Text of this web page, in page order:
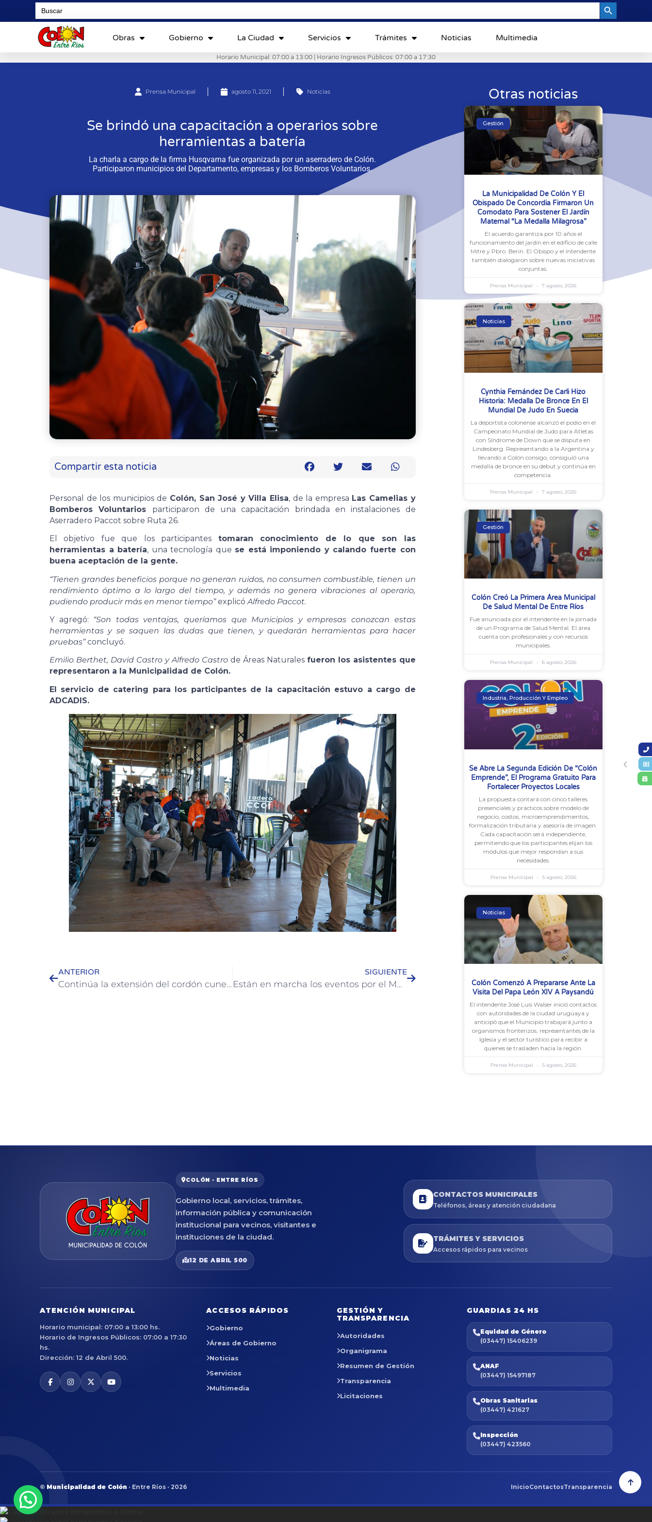
Search
for:
Obras Gobierno La Ciudad Servicios Trámites Noticias Multimedia
Horario Municipal: 07:00 a 13:00 | Horario Ingresos Públicos: 07:00 a 17:30
Prensa Municipal agosto 11, 2021 Noticias
Se brindó una capacitación a operarios sobre
herramientas a batería
La charla a cargo de la firma Husqvarna fue organizada por un aserradero de Colón.
Participaron municipios del Departamento, empresas y los Bomberos Voluntarios.
Compartir esta noticia
Personal de los municipios de Colón, San José y Villa Elisa, de la empresa Las Camelias y
Bomberos Voluntarios participaron de una capacitación brindada en instalaciones de
Aserradero Paccot sobre Ruta 26.
El objetivo fue que los participantes tomaran conocimiento de lo que son las
herramientas a batería, una tecnología que se está imponiendo y calando fuerte con
buena aceptación de la gente.
“Tienen grandes beneficios porque no generan ruidos, no consumen combustible, tienen un
rendimiento óptimo a lo largo del tiempo, y además no genera vibraciones al operario,
pudiendo producir más en menor tiempo”explicó Alfredo Paccot.
Y agregó: “Son todas ventajas, queríamos que Municipios y empresas conozcan estas
herramientas y se saquen las dudas que tienen, y quedarán herramientas para hacer
pruebas”concluyó.
Emilio Berthet, David Castro y Alfredo Castrode Áreas Naturales fueron los asistentes que
representaron a la Municipalidad de Colón.
El servicio de catering para los participantes de la capacitación estuvo a cargo de
ADCADIS.
ANTERIOR
Continúa la extensión del cordón cuneta en dos puntos de la Ciudad
SIGUIENTE
Están en marcha los eventos por el Mes de las Infancias
Otras noticias
Gestión
La Municipalidad De Colón Y El
Obispado De Concordia Firmaron Un
Comodato Para Sostener El Jardín
Maternal “La Medalla Milagrosa”
El acuerdo garantiza por 10 años el
funcionamiento del jardín en el edificio de calle
Mitre y Pbro. Berin. El Obispo y el Intendente
también dialogaron sobre nuevas iniciativas
conjuntas.
Prensa Municipal 7 agosto, 2026
Noticias
Cynthia Fernández De Carli Hizo
Historia: Medalla De Bronce En El
Mundial De Judo En Suecia
La deportista colonense alcanzó el podio en el
Campeonato Mundial de Judo para Atletas
con Síndrome de Down que se disputa en
Lindesberg. Representando a la Argentina y
llevando a Colón consigo, consiguió una
medalla de bronce en su debut y continúa en
competencia.
Prensa Municipal 7 agosto, 2026
Gestión
Colón Creó La Primera Área Municipal
De Salud Mental De Entre Ríos
Fue anunciada por el intendente en la jornada
de un Programa de Salud Mental. El área
cuenta con profesionales y con recursos
municipales.
Prensa Municipal 6 agosto, 2026
Industria, Producción Y Empleo
Se Abre La Segunda Edición De “Colón
Emprende”, El Programa Gratuito Para
Fortalecer Proyectos Locales
La propuesta contará con cinco talleres
presenciales y prácticos sobre modelo de
negocio, costos, microemprendimientos,
formalización tributaria y asesoría de imagen.
Cada capacitación será independiente,
permitiendo que los participantes elijan los
módulos que mejor respondan a sus
necesidades.
Prensa Municipal 5 agosto, 2026
Noticias
Colón Comenzó A Prepararse Ante La
Visita Del Papa León XIV A Paysandú
El intendente José Luis Walser inició contactos
con autoridades de la ciudad uruguaya y
anticipó que el Municipio trabajará junto a
organismos fronterizos, representantes de la
Iglesia y el sector turístico para recibir a
quienes se trasladen hacia la región.
Prensa Municipal 5 agosto, 2026
COLÓN · ENTRE RÍOS
Gobierno local, servicios, trámites,
información pública y comunicación
institucional para vecinos, visitantes e
instituciones de la ciudad.
12 DE ABRIL 500
CONTACTOS MUNICIPALES
Teléfonos, áreas y atención ciudadana
TRÁMITES Y SERVICIOS
Accesos rápidos para vecinos
ATENCIÓN MUNICIPAL
Horario municipal: 07:00 a 13:00 hs.
Horario de Ingresos Públicos: 07:00 a 17:30
hs.
Dirección: 12 de Abril 500.
ACCESOS RÁPIDOS
Gobierno
Áreas de Gobierno
Noticias
Servicios
Multimedia
GESTIÓN Y
TRANSPARENCIA
Autoridades
Organigrama
Resumen de Gestión
Transparencia
Licitaciones
GUARDIAS 24 HS
Equidad de Género
(03447) 15406239
ANAF
(03447) 15497187
Obras Sanitarias
(03447) 421627
Inspección
(03447) 423560
© Municipalidad de Colón · Entre Ríos · 2026 InicioContactosTransparencia